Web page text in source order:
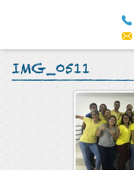
IMG_0511